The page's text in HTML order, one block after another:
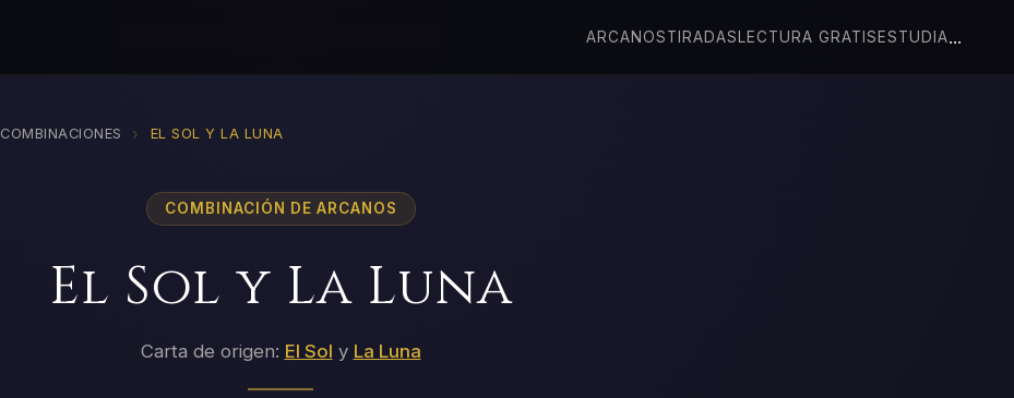
ARCANOSTIRADAS LECTURA GRATIS ESTUDIA...
COMBINACIONES › EL SOL Y LA LUNA
COMBINACIÓN DE ARCANOS
El Sol y La Luna
Carta de origen: El Sol y La Luna